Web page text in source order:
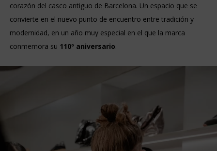
corazón del casco antiguo de Barcelona. Un espacio que se
convierte en el nuevo punto de encuentro entre tradición y
modernidad, en un año muy especial en el que la marca
conmemora su 110º aniversario.